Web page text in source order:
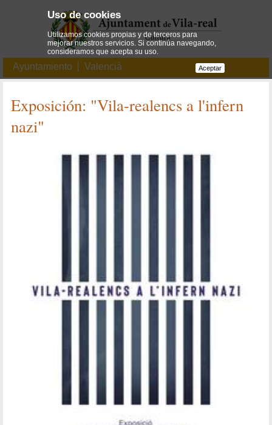
Ayuntamiento Valencià
Exposición: "Vila-realencs a l'infern
nazi"
Uso de cookies
Utilizamos cookies propias y de terceros para
mejorar nuestros servicios. Si continúa navegando,
consideramos que acepta su uso.
Aceptar